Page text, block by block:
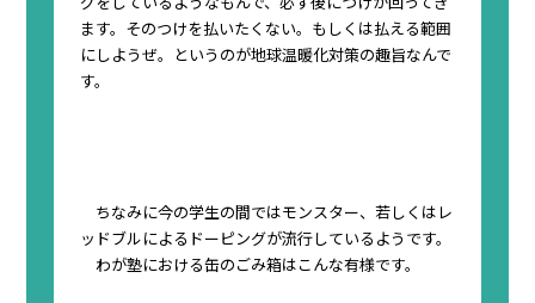
ます。そのつけを払いたくない。もしくは払える範囲
にしようぜ。というのが地球温暖化対策の趣旨なんで
す。
ちなみに今の学生の間ではモンスター、若しくはレ
ッドブルによるドーピングが流行しているようです。
わが塾における缶のごみ箱はこんな有様です。